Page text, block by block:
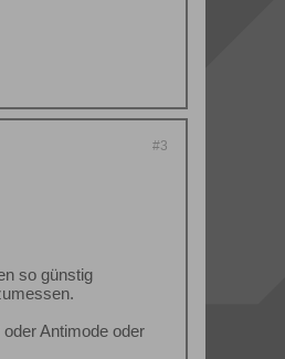
#3
so günstig
Antimode oder